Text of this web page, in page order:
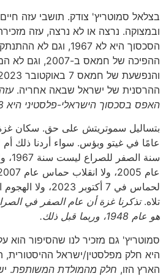
ובמצוקה. נרצה או לא נרצה, עזה
ההפיכה של חמאס
ההרסנית של ישראל שבאה אחריה.
האפס בסכסוך הישראלי-פלסטיני היא 1948, ואולי קודם
عامًا في غيتو وبؤس. سواء أردنا ذلك أم
سنة
لحماس في 7 أكتوبر
تلاه.تذكرنا غزة أن عام الصفر في
هو عام 1948، وربما قبل ذلك.
סמוטריץ' גם מזכיר לנו שהסיפור הוא
היא חלק מפלסטין/ישראל
הארץ הזו, חלק מהמולדת המשותפת.